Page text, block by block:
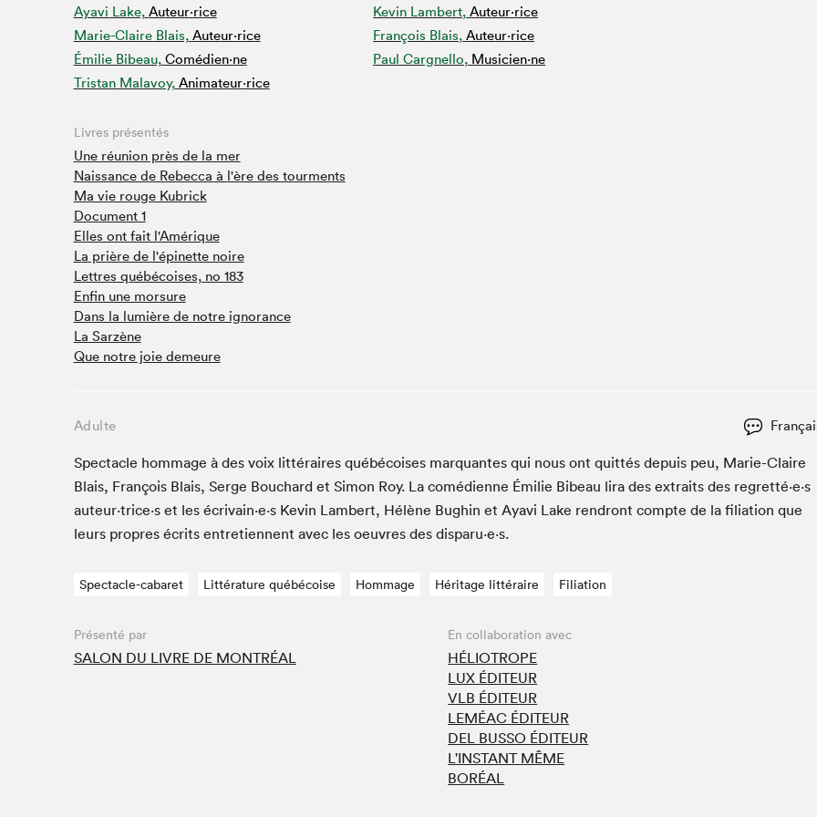
Café La Presse
Espace ado | Lis-moi MTL
Espace Côte-des-Neiges
Espace des tout-petits
Espace jeunesse présenté par Desjardins
Espace Radio-Canada
Espace Zines
Le grand jeu de lecture à voix haute du Salon du livre
de Montréal
Lettres québécoises au Salon
Louisiane enracinée et branchée
Mur des illustrateur·rice·s
SLM PRO
Zone Manga
Ayavi Lake, Auteur·rice Kevin Lambert, Auteur·rice
Marie-Claire Blais, Auteur·rice François Blais, Auteur·rice
Émilie Bibeau, Comédien·ne Paul Cargnello, Musicien·ne
Tristan Malavoy, Animateur⋅rice
Livres présentés
Une réunion près de la mer
Naissance de Rebecca à l'ère des tourments
Ma vie rouge Kubrick
Document 1
Elles ont fait l'Amérique
La prière de l'épinette noire
Lettres québécoises, no 183
Enfin une morsure
Dans la lumière de notre ignorance
La Sarzène
Que notre joie demeure
Adulte
Spec­ta­cle hom­mage à des voix lit­téraires québé­cois­es mar­quantes qui nous ont quit­tés depuis peu, Marie-Claire
Blais, François Blais, Serge Bouchard et Simon Roy. La comé­di­enne Émi­lie Bibeau lira des extraits des regretté·e·s
auteur·trice·s et les écrivain·e·s Kevin Lam­bert, Hélène Bugh­in et Ayavi Lake ren­dront compte de la fil­i­a­tion que
leurs pro­pres écrits entre­ti­en­nent avec les oeu­vres des disparu·e·s.
Spectacle-cabaret Littérature québécoise Hommage Héritage littéraire Filiation
Présenté par
SALON DU LIVRE DE MONTRÉAL
En collaboration avec
HÉLIOTROPE
LUX ÉDITEUR
VLB ÉDITEUR
LEMÉAC ÉDITEUR
DEL BUSSO ÉDITEUR
L'INSTANT MÊME
BORÉAL